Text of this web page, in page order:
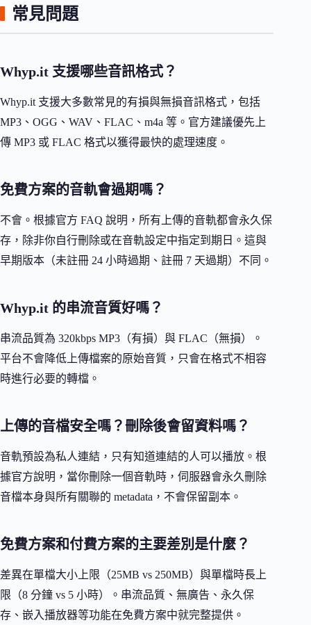
常見問題
Whyp.it 支援哪些音訊格式？
Whyp.it 支援大多數常見的有損與無損音訊格式，包括
MP3、OGG、WAV、FLAC、m4a 等。官方建議優先上
傳 MP3 或 FLAC 格式以獲得最快的處理速度。
免費方案的音軌會過期嗎？
不會。根據官方 FAQ 說明，所有上傳的音軌都會永久保
存，除非你自行刪除或在音軌設定中指定到期日。這與
早期版本（未註冊 24 小時過期、註冊 7 天過期）不同。
Whyp.it 的串流音質好嗎？
串流品質為 320kbps MP3（有損）與 FLAC（無損）。
平台不會降低上傳檔案的原始音質，只會在格式不相容
時進行必要的轉檔。
上傳的音檔安全嗎？刪除後會留資料嗎？
音軌預設為私人連結，只有知道連結的人可以播放。根
據官方說明，當你刪除一個音軌時，伺服器會永久刪除
音檔本身與所有關聯的 metadata，不會保留副本。
免費方案和付費方案的主要差別是什麼？
差異在單檔大小上限（25MB vs 250MB）與單檔時長上
限（8 分鐘 vs 5 小時）。串流品質、無廣告、永久保
存、嵌入播放器等功能在免費方案中就完整提供。